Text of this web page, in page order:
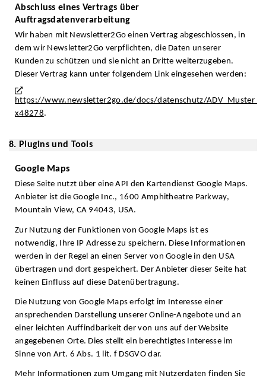
Abschluss eines Vertrags über
Auftragsdatenverarbeitung
Wir haben mit Newsletter2Go einen Vertrag abgeschlossen, in
dem wir Newsletter2Go verpflichten, die Daten unserer
Kunden zu schützen und sie nicht an Dritte weiterzugeben.
Dieser Vertrag kann unter folgendem Link eingesehen werden:
https://www.newsletter2go.de/docs/datenschutz/
x48278.
8. Plugins und Tools
Google Maps
Diese Seite nutzt über eine API den Kartendienst Google Maps.
Anbieter ist die Google Inc., 1600 Amphitheatre Parkway,
Mountain View, CA 94043, USA.
Zur Nutzung der Funktionen von Google Maps ist es
notwendig, Ihre IP Adresse zu speichern. Diese Informationen
werden in der Regel an einen Server von Google in den USA
übertragen und dort gespeichert. Der Anbieter dieser Seite hat
keinen Einfluss auf diese Datenübertragung.
Die Nutzung von Google Maps erfolgt im Interesse einer
ansprechenden Darstellung unserer Online-Angebote und an
einer leichten Auffindbarkeit der von uns auf der Website
angegebenen Orte. Dies stellt ein berechtigtes Interesse im
Sinne von Art. 6 Abs. 1 lit. f DSGVO dar.
Mehr Informationen zum Umgang mit Nutzerdaten finden Sie